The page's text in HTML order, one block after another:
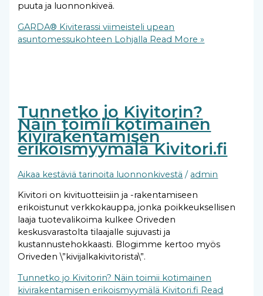
puuta ja luonnonkiveä.
GARDA® Kiviterassi viimeisteli upean
asuntomessukohteen Lohjalla Read More »
Tunnetko jo Kivitorin?
Näin toimii kotimainen
kivirakentamisen
erikoismyymälä Kivitori.fi
Aikaa kestäviä tarinoita luonnonkivestä / admin
Kivitori on kivituotteisiin ja -rakentamiseen
erikoistunut verkkokauppa, jonka poikkeuksellisen
laaja tuotevalikoima kulkee Oriveden
keskusvarastolta tilaajalle sujuvasti ja
kustannustehokkaasti. Blogimme kertoo myös
Oriveden \”kivijalkakivitorista\”.
Tunnetko jo Kivitorin? Näin toimii kotimainen
kivirakentamisen erikoismyymälä Kivitori.fi Read